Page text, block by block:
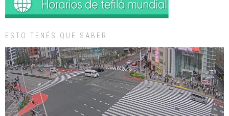
ESTO TENÉS QUE SABER